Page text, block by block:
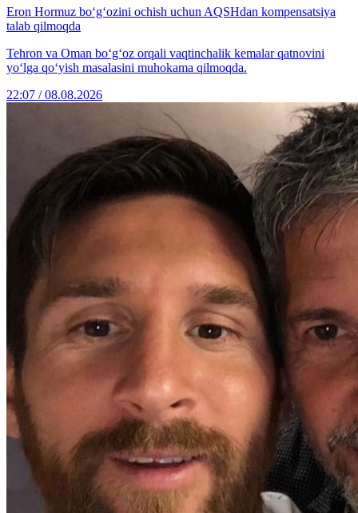
Eron Hormuz bo‘g‘ozini ochish uchun AQSHdan kompensatsiya
talab qilmoqda
Tehron va Oman bo‘g‘oz orqali vaqtinchalik kemalar qatnovini
yo‘lga qo‘yish masalasini muhokama qilmoqda.
22:07 / 08.08.2026